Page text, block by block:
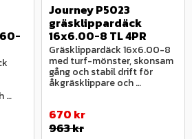
Journey P5023
gräsklippardäck
16x6.00-8 TL 4PR
Gräsklippardäck 16x6.00-8
med turf-mönster, skonsam
gång och stabil drift för
åkgräsklippare och
670 kr
963kr